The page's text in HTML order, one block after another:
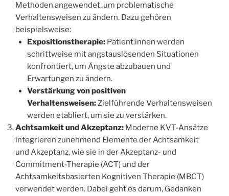
Methoden angewendet, um problematische
Verhaltensweisen zu ändern. Dazu gehören
beispielsweise:
Expositionstherapie:Patient:innen werden
schrittweise mit angstauslösenden Situationen
konfrontiert, um Ängste abzubauen und
Erwartungen zu ändern.
Verstärkung von positiven
Verhaltensweisen:Zielführende Verhaltensweisen
werden etabliert, um sie zu verstärken.
Achtsamkeit und Akzeptanz: Moderne KVT-Ansätze
integrieren zunehmend Elemente der Achtsamkeit
und Akzeptanz, wie sie in der Akzeptanz- und
Commitment-Therapie (ACT) und der
Achtsamkeitsbasierten Kognitiven Therapie (MBCT)
verwendet werden. Dabei geht es darum, Gedanken